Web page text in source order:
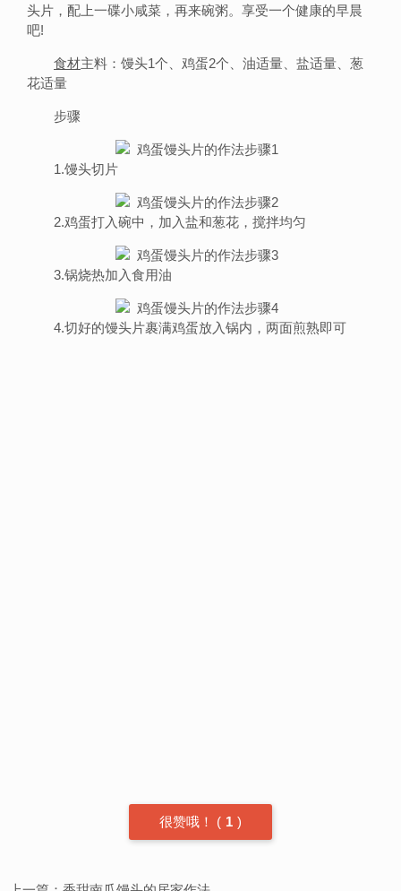
头片，配上一碟小咸菜，再来碗粥。享受一个健康的早晨
吧!
食材主料：馒头1个、鸡蛋2个、油适量、盐适量、葱
花适量
步骤
1.馒头切片
2.鸡蛋打入碗中，加入盐和葱花，搅拌均匀
3.锅烧热加入食用油
4.切好的馒头片裹满鸡蛋放入锅内，两面煎熟即可
很赞哦！ ( 1 )